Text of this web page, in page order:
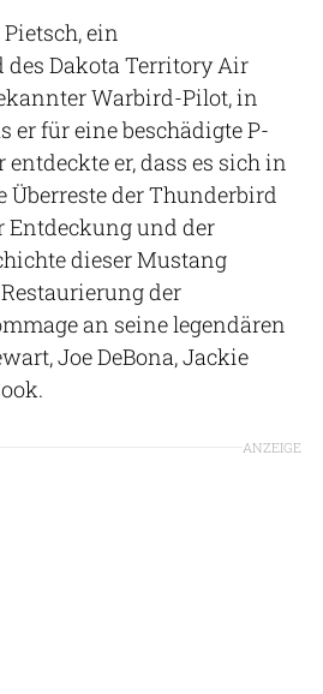
ein
Dakota Territory Air
Warbird-Pilot, in
er für eine beschädigte P-
entdeckte er, dass es sich in
der Thunderbird
Entdeckung und der
dieser Mustang
der
an seine legendären
Joe DeBona, Jackie
ANZEIGE